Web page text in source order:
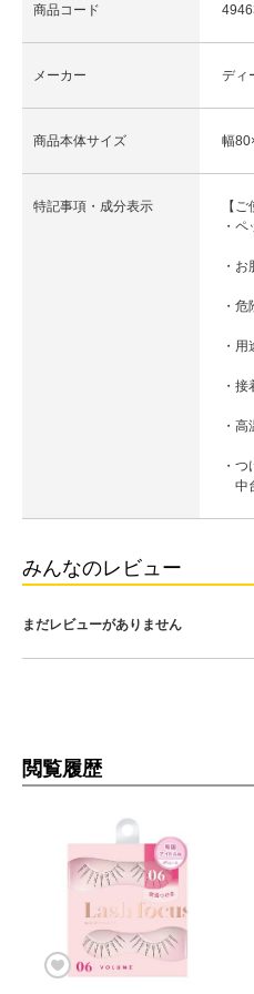
商品コード
メーカー ディ
商品本体サイズ 幅
特記事項・成分表示
【
・
・
・
・
・
・
・
中
みんなのレビュー
まだレビューがありません
閲覧履歴